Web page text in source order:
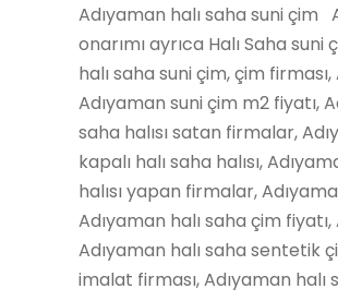
Adıyaman halı saha suni çim
onarımı ayrıca Halı Saha
halı saha suni çim, çim
Adıyaman suni çim m2 fiyatı,
saha halısı satan firmalar,
kapalı halı saha halısı,
halısı yapan firmalar,
Adıyaman halı saha çim
Adıyaman halı saha sentetik
imalat firması, Adıyaman halı